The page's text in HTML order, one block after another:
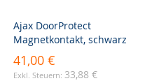
Ajax DoorProtect
Magnetkontakt, schwarz
41,00 €
33,88 €